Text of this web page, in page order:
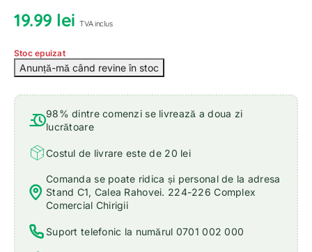
19.99 lei TVA inclus
Stoc epuizat
98% dintre comenzi se livrează a doua zi
lucrătoare
Costul de livrare este de 20 lei
Comanda se poate ridica și personal de la adresa
Stand C1, Calea Rahovei. 224-226 Complex
Comercial Chirigii
Suport telefonic la numărul 0701 002 000